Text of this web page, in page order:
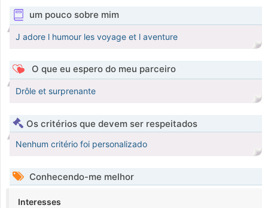
um pouco sobre mim
J adore l humour les voyage et l aventure
O que eu espero do meu parceiro
Drôle et surprenante
Os critérios que devem ser respeitados
Nenhum critério foi personalizado
Conhecendo-me melhor
Interesses